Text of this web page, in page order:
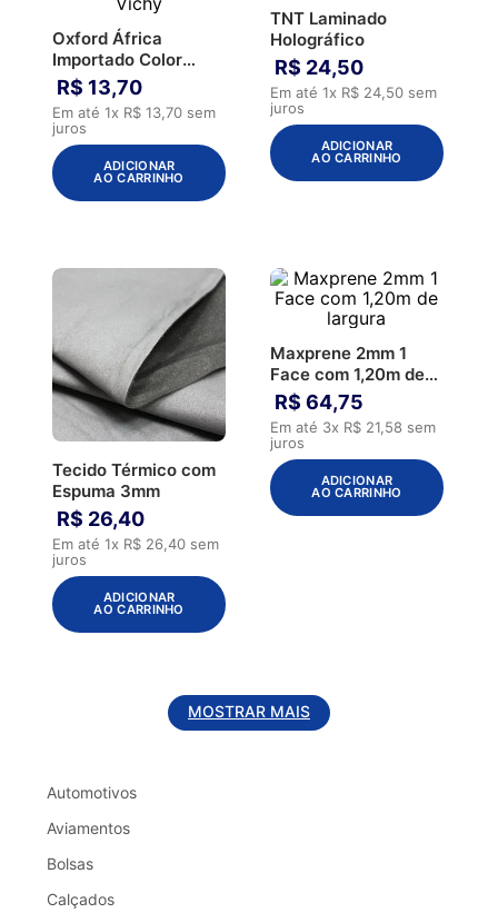
Oxford África
Importado Color
Vichy
R$ 13,70
Em até1x R$ 13,70 sem
juros
ADICIONAR
AO CARRINHO
TNT Laminado
Holográfico
R$ 24,50
Em até 1x R$ 24,50 sem
juros
ADICIONAR
AO CARRINHO
Tecido Térmico com
Espuma 3mm
R$ 26,40
Em até1x R$ 26,40 sem
juros
ADICIONAR
AO CARRINHO
Maxprene 2mm 1
Face com 1,20m de
largura
R$ 64,75
Em até 3x R$ 21,58 sem
juros
ADICIONAR
AO CARRINHO
MOSTRAR MAIS
Automotivos
Aviamentos
Bolsas
Calçados